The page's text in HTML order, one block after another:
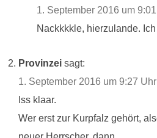
1. September 2016 um
Nackkkkle, hierzulande.
Provinzei sagt:
1. September 2016 um 9:27 Uhr
Iss klaar.
Wer erst zur Kurpfalz gehört,